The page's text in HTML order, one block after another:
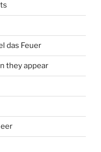
das Feuer
they appear